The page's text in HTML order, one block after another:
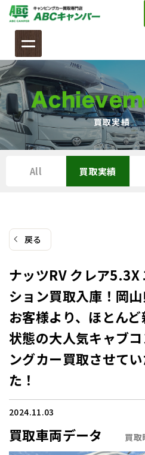
ツ
へ
ス
キ
ッ
プ
買取実績
All 買取実績
戻る
ナッツRV クレア5.3X
ション買取入庫！岡
お客様より、ほとん
状態の大人気キャブ
ングカー買取させて
た！
2024.11.03
買取車両データ 買取